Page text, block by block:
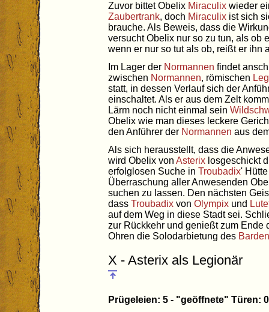
Zuvor bittet Obelix Miraculix wieder
Zaubertrank, doch Miraculix ist sich
brauche. Als Beweis, dass die
versucht Obelix nur so zu tun, als ob
wenn er nur so tut als ob, reißt er ihn
Im Lager der Normannen findet
zwischen Normannen, römischen
statt, in dessen Verlauf sich der
einschaltet. Als er aus dem Zelt
Lärm noch nicht einmal sein
Obelix wie man dieses leckere
den Anführer der Normannen aus
Als sich herausstellt, dass die
wird Obelix von Asterix losgeschickt
erfolglosen Suche in Troubadix'
Überraschung aller Anwesenden
suchen zu lassen. Den nächsten
dass Troubadix von Olympix und
auf dem Weg in diese Stadt sei.
zur Rückkehr und genießt zum Ende
Ohren die Solodarbietung des Barden
X - Asterix als Legionär
Prügeleien: 5 - "geöffnete" Türen: